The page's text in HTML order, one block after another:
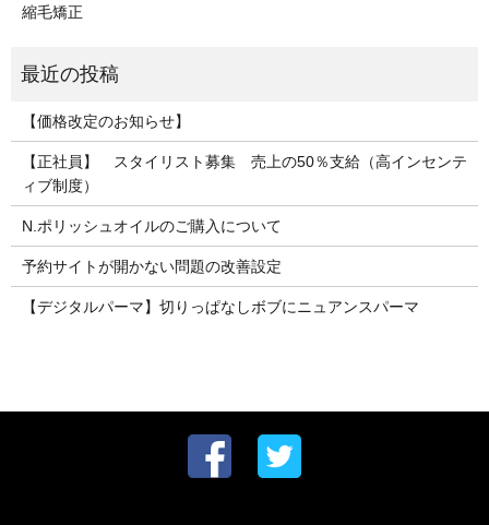
縮毛矯正
【価格改定のお知らせ】
【正社員】 スタイリスト募集 売上の50％支給（高インセンテ
ィブ制度）
N.ポリッシュオイルのご購入について
予約サイトが開かない問題の改善設定
【デジタルパーマ】切りっぱなしボブにニュアンスパーマ